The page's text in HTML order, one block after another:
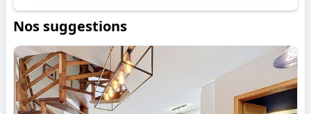
Nos suggestions